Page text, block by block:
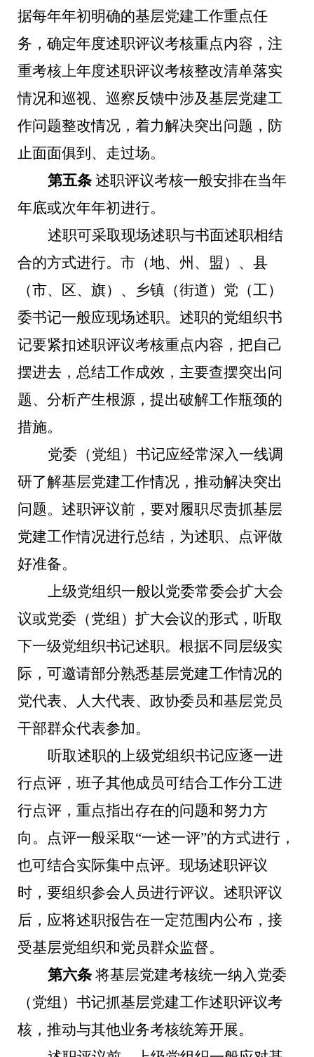
据每年年初明确的基层党建工作重点任
务，确定年度述职评议考核重点内容，注
重考核上年度述职评议考核整改清单落实
情况和巡视、巡察反馈中涉及基层党建工
作问题整改情况，着力解决突出问题，防
止面面俱到、走过场。
第五条 述职评议考核一般安排在当年
年底或次年年初进行。
述职可采取现场述职与书面述职相结
合的方式进行。市（地、州、盟）、县
（市、区、旗）、乡镇（街道）党（工）
委书记一般应现场述职。述职的党组织书
记要紧扣述职评议考核重点内容，把自己
摆进去，总结工作成效，主要查摆突出问
题、分析产生根源，提出破解工作瓶颈的
措施。
党委（党组）书记应经常深入一线调
研了解基层党建工作情况，推动解决突出
问题。述职评议前，要对履职尽责抓基层
党建工作情况进行总结，为述职、点评做
好准备。
上级党组织一般以党委常委会扩大会
议或党委（党组）扩大会议的形式，听取
下一级党组织书记述职。根据不同层级实
际，可邀请部分熟悉基层党建工作情况的
党代表、人大代表、政协委员和基层党员
干部群众代表参加。
听取述职的上级党组织书记应逐一进
行点评，班子其他成员可结合工作分工进
行点评，重点指出存在的问题和努力方
向。点评一般采取“一述一评”的方式进行，
也可结合实际集中点评。现场述职评议
时，要组织参会人员进行评议。述职评议
后，应将述职报告在一定范围内公布，接
受基层党组织和党员群众监督。
第六条 将基层党建考核统一纳入党委
（党组）书记抓基层党建工作述职评议考
核，推动与其他业务考核统筹开展。